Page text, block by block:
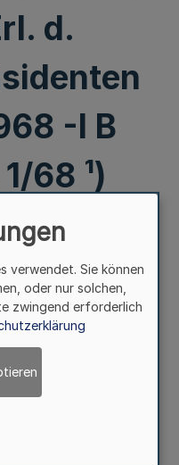
d.
-I B
68 ¹)
31. 3. 2001 = MBl.
Einrichtung
25. 3. 1968 -I B 1/545
verwendet. Sie können
oder nur solchen,
zwingend erforderlich